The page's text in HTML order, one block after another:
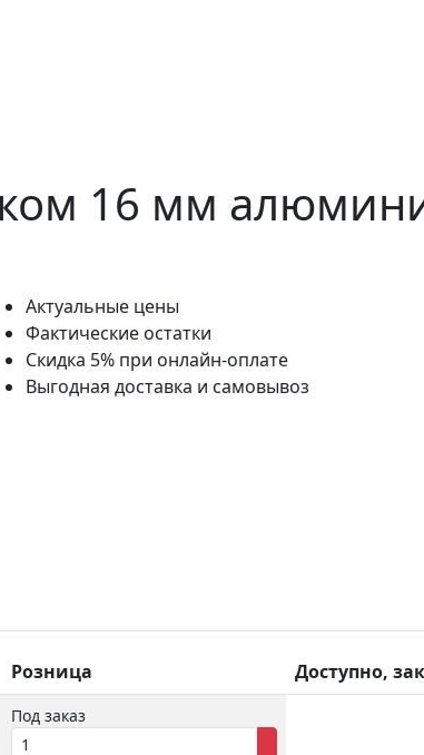
16 мм
Актуальные цены
Фактические остатки
Скидка 5% при онлайн-оплате
Выгодная доставка и самовывоз
Розница
Доступно,
Под заказ